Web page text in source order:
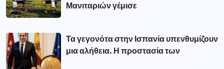
Μανιταριών γέμισε
Τα γεγονότα στην Ισπανία υπενθυμίζουν
μια αλήθεια. Η προστασία των